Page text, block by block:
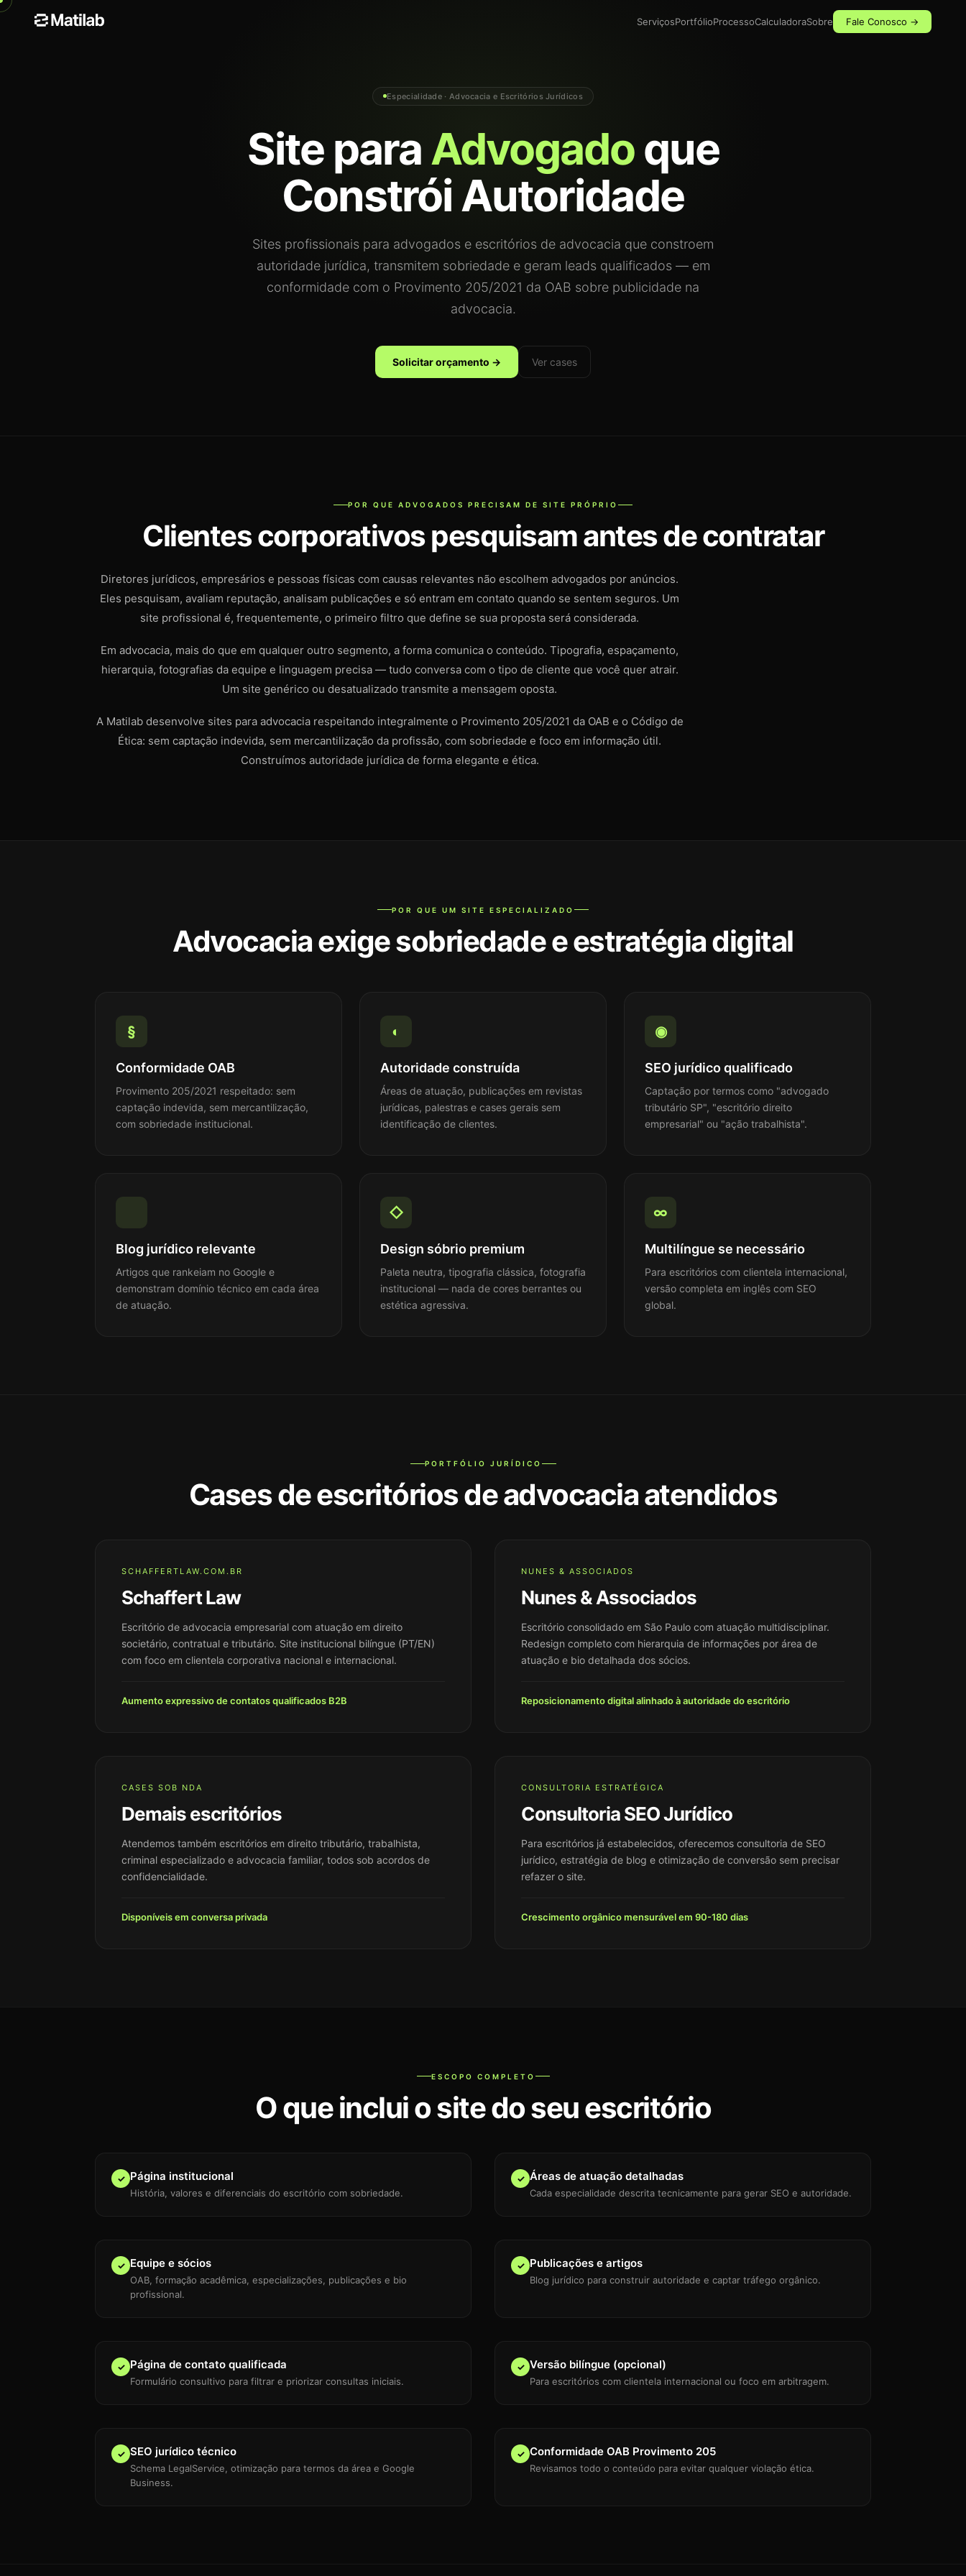
ServiçosPortfólioProcessoCalculadoraSobre Fale Conosco →
Especialidade · Advocacia e Escritórios Jurídicos
Site para Advogadoque
Constrói Autoridade
Sites profissionais para advogados e escritórios de advocacia que constroem
autoridade jurídica, transmitem sobriedade e geram leads qualificados — em
conformidade com o Provimento 205/2021 da OAB sobre publicidade na
advocacia.
Solicitar orçamento → Ver cases
POR QUE ADVOGADOS PRECISAM DE SITE PRÓPRIO
Clientes corporativos pesquisam antes de contratar
Diretores jurídicos, empresários e pessoas físicas com causas relevantes não escolhem advogados por anúncios.
Eles pesquisam, avaliam reputação, analisam publicações e só entram em contato quando se sentem seguros. Um
site profissional é, frequentemente, o primeiro filtro que define se sua proposta será considerada.
Em advocacia, mais do que em qualquer outro segmento, a forma comunica o conteúdo. Tipografia, espaçamento,
hierarquia, fotografias da equipe e linguagem precisa — tudo conversa com o tipo de cliente que você quer atrair.
Um site genérico ou desatualizado transmite a mensagem oposta.
A Matilab desenvolve sites para advocacia respeitando integralmente o Provimento 205/2021 da OAB e o Código de
Ética: sem captação indevida, sem mercantilização da profissão, com sobriedade e foco em informação útil.
Construímos autoridade jurídica de forma elegante e ética.
POR QUE UM SITE ESPECIALIZADO
Advocacia exige sobriedade e estratégia digital
§
Conformidade OAB
Provimento 205/2021 respeitado: sem
captação indevida, sem mercantilização,
com sobriedade institucional.
◐
Autoridade construída
Áreas de atuação, publicações em revistas
jurídicas, palestras e cases gerais sem
identificação de clientes.
◉
SEO jurídico qualificado
Captação por termos como "advogado
tributário SP", "escritório direito
empresarial" ou "ação trabalhista".
Blog jurídico relevante
Artigos que rankeiam no Google e
demonstram domínio técnico em cada área
de atuação.
◇
Design sóbrio premium
Paleta neutra, tipografia clássica, fotografia
institucional — nada de cores berrantes ou
estética agressiva.
∞
Multilíngue se necessário
Para escritórios com clientela internacional,
versão completa em inglês com SEO
global.
PORTFÓLIO JURÍDICO
Cases de escritórios de advocacia atendidos
SCHAFFERTLAW.COM.BR
Schaffert Law
Escritório de advocacia empresarial com atuação em direito
societário, contratual e tributário. Site institucional bilíngue (PT/EN)
com foco em clientela corporativa nacional e internacional.
Aumento expressivo de contatos qualificados B2B
NUNES & ASSOCIADOS
Nunes & Associados
Escritório consolidado em São Paulo com atuação multidisciplinar.
Redesign completo com hierarquia de informações por área de
atuação e bio detalhada dos sócios.
Reposicionamento digital alinhado à autoridade do escritório
CASES SOB NDA
Demais escritórios
Atendemos também escritórios em direito tributário, trabalhista,
criminal especializado e advocacia familiar, todos sob acordos de
confidencialidade.
Disponíveis em conversa privada
CONSULTORIA ESTRATÉGICA
Consultoria SEO Jurídico
Para escritórios já estabelecidos, oferecemos consultoria de SEO
jurídico, estratégia de blog e otimização de conversão sem precisar
refazer o site.
Crescimento orgânico mensurável em 90-180 dias
ESCOPO COMPLETO
O que inclui o site do seu escritório
✓ Página institucional
História, valores e diferenciais do escritório com sobriedade.
✓ Áreas de atuação detalhadas
Cada especialidade descrita tecnicamente para gerar SEO e autoridade.
✓ Equipe e sócios
OAB, formação acadêmica, especializações, publicações e bio
profissional.
✓ Publicações e artigos
Blog jurídico para construir autoridade e captar tráfego orgânico.
✓ Página de contato qualificada
Formulário consultivo para filtrar e priorizar consultas iniciais.
✓ Versão bilíngue (opcional)
Para escritórios com clientela internacional ou foco em arbitragem.
✓ SEO jurídico técnico
Schema LegalService, otimização para termos da área e Google
Business.
✓ Conformidade OAB Provimento 205
Revisamos todo o conteúdo para evitar qualquer violação ética.